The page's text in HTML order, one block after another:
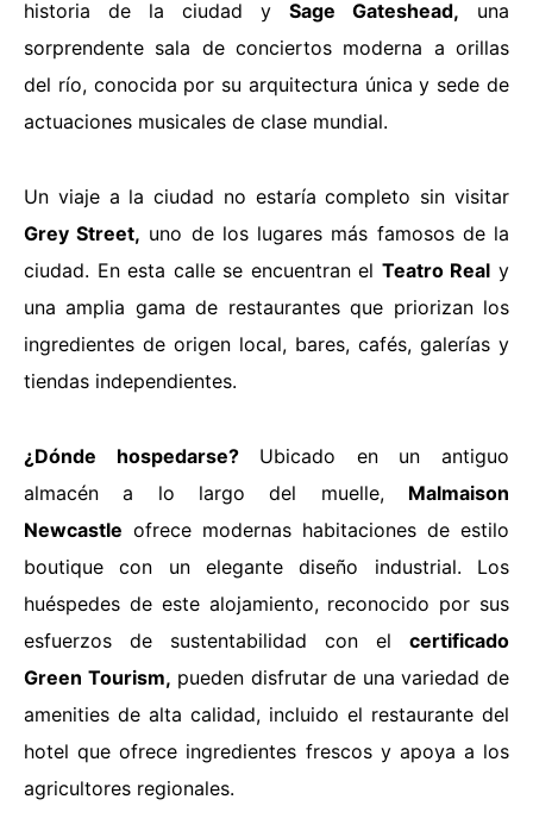
historia de la ciudad y Sage Gateshead, una
sorprendente sala de conciertos moderna a orillas
del río, conocida por su arquitectura única y sede de
actuaciones musicales de clase mundial.
Un viaje a la ciudad no estaría completo sin visitar
Grey Street, uno de los lugares más famosos de la
ciudad. En esta calle se encuentran el Teatro Real y
una amplia gama de restaurantes que priorizan los
ingredientes de origen local, bares, cafés, galerías y
tiendas independientes.
¿Dónde hospedarse?Ubicado en un antiguo
almacén a lo largo del muelle, Malmaison
Newcastle ofrece modernas habitaciones de estilo
boutique con un elegante diseño industrial. Los
huéspedes de este alojamiento, reconocido por sus
esfuerzos de sustentabilidad con el certificado
Green Tourism, pueden disfrutar de una variedad de
amenities de alta calidad, incluido el restaurante del
hotel que ofrece ingredientes frescos y apoya a los
agricultores regionales.